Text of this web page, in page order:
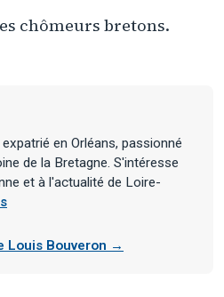
chômeurs bretons.
en Orléans, passionné
de la Bretagne. S'intéresse
et à l'actualité de Loire-
Louis Bouveron →